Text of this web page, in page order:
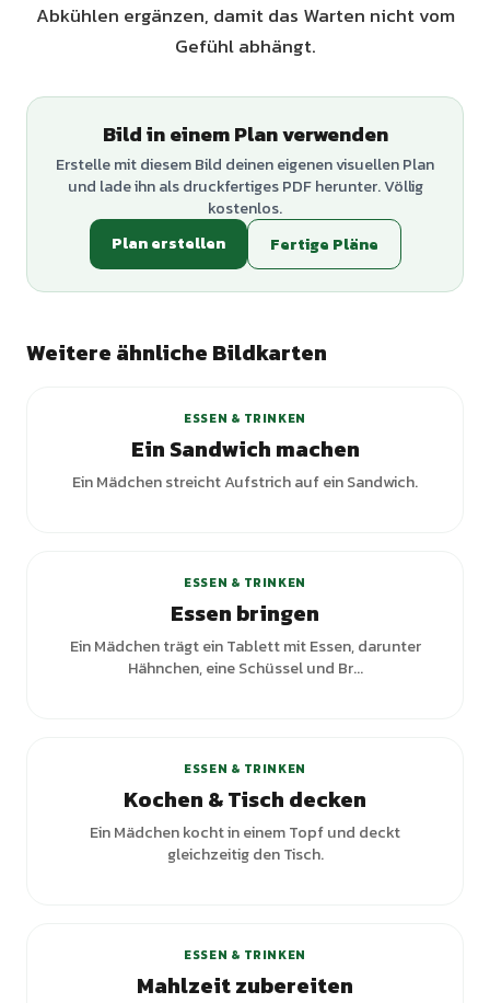
Abkühlen ergänzen, damit das Warten nicht vom
Gefühl abhängt.
Bild in einem Plan verwenden
Erstelle mit diesem Bild deinen eigenen visuellen Plan
und lade ihn als druckfertiges PDF herunter. Völlig
kostenlos.
Plan erstellen
Fertige Pläne
Weitere ähnliche Bildkarten
ESSEN & TRINKEN
Ein Sandwich machen
Ein Mädchen streicht Aufstrich auf ein Sandwich.
ESSEN & TRINKEN
Essen bringen
Ein Mädchen trägt ein Tablett mit Essen, darunter
Hähnchen, eine Schüssel und Br...
ESSEN & TRINKEN
Kochen & Tisch decken
Ein Mädchen kocht in einem Topf und deckt
gleichzeitig den Tisch.
ESSEN & TRINKEN
Mahlzeit zubereiten